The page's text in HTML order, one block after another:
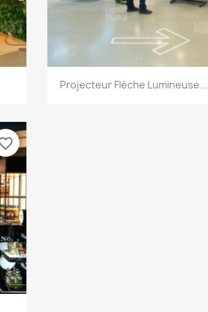
Projecteur Flèche Lumineuse...
Aperçu rapide